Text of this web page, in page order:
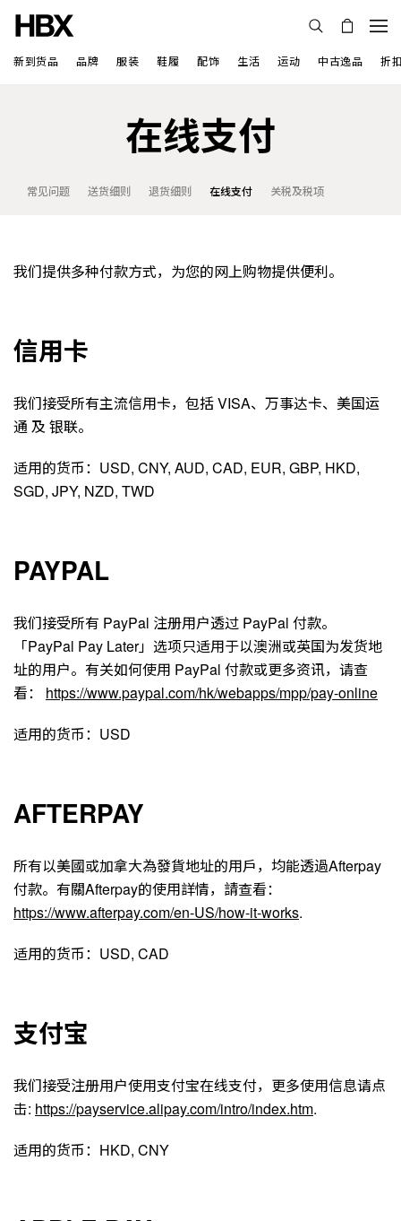
新到货品 品牌 服装 鞋履 配饰 生活 运动 中古逸品 折
在线支付
常见问题 送货细则 退货细则 在线支付 关税及税项
我们提供多种付款方式，为您的网上购物提供便利。
信用卡
我们接受所有主流信用卡，包括 VISA、万事达卡、美国运
通 及 银联。
适用的货币：USD, CNY, AUD, CAD, EUR, GBP, HKD,
SGD, JPY, NZD, TWD
PAYPAL
我们接受所有 PayPal 注册用户透过 PayPal 付款。
「PayPal Pay Later」选项只适用于以澳洲或英国为发货地
址的用户。有关如何使用 PayPal 付款或更多资讯，请查
看： https://www.paypal.com/hk/webapps/mpp/pay-online
适用的货币：USD
AFTERPAY
所有以美國或加拿大為發貨地址的用戶，均能透過Afterpay
付款。有關Afterpay的使用詳情，請查看：
https://www.afterpay.com/en-US/how-it-works.
适用的货币：USD, CAD
支付宝
我们接受注册用户使用支付宝在线支付，更多使用信息请点
击: https://payservice.alipay.com/intro/index.htm.
适用的货币：HKD, CNY